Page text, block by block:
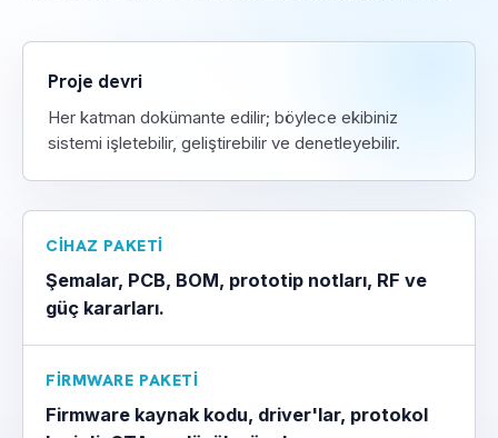
Proje devri
Her katman dokümante edilir; böylece ekibiniz
sistemi işletebilir, geliştirebilir ve denetleyebilir.
CIHAZ PAKETI
Şemalar, PCB, BOM, prototip notları, RF ve
güç kararları.
FIRMWARE PAKETI
Firmware kaynak kodu, driver'lar, protokol